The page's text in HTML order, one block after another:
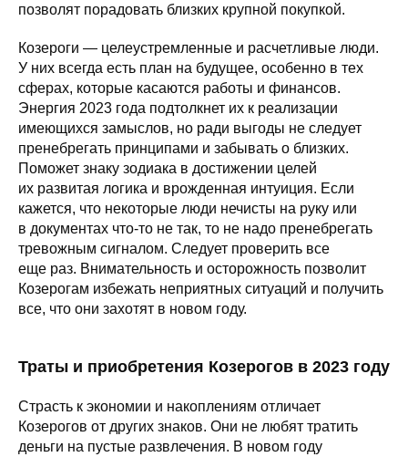
позволят порадовать близких крупной покупкой.
Козероги — целеустремленные и расчетливые люди.
У них всегда есть план на будущее, особенно в тех
сферах, которые касаются работы и финансов.
Энергия 2023 года подтолкнет их к реализации
имеющихся замыслов, но ради выгоды не следует
пренебрегать принципами и забывать о близких.
Поможет знаку зодиака в достижении целей
их развитая логика и врожденная интуиция. Если
кажется, что некоторые люди нечисты на руку или
в документах что-то не так, то не надо пренебрегать
тревожным сигналом. Следует проверить все
еще раз. Внимательность и осторожность позволит
Козерогам избежать неприятных ситуаций и получить
все, что они захотят в новом году.
Траты и приобретения Козерогов в 2023 году
Страсть к экономии и накоплениям отличает
Козерогов от других знаков. Они не любят тратить
деньги на пустые развлечения. В новом году